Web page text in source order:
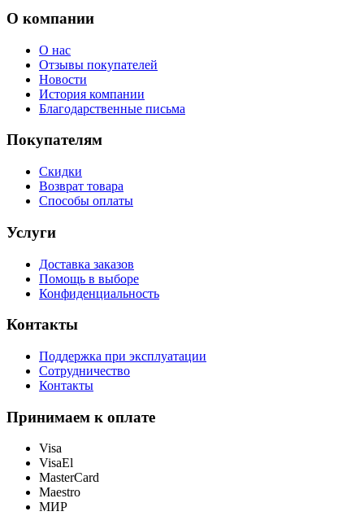
О компании
О нас
Отзывы покупателей
Новости
История компании
Благодарственные письма
Покупателям
Скидки
Возврат товара
Способы оплаты
Услуги
Доставка заказов
Помощь в выборе
Конфиденциальность
Контакты
Поддержка при эксплуатации
Сотрудничество
Контакты
Принимаем к оплате
Visa
VisaEl
MasterCard
Maestro
МИР